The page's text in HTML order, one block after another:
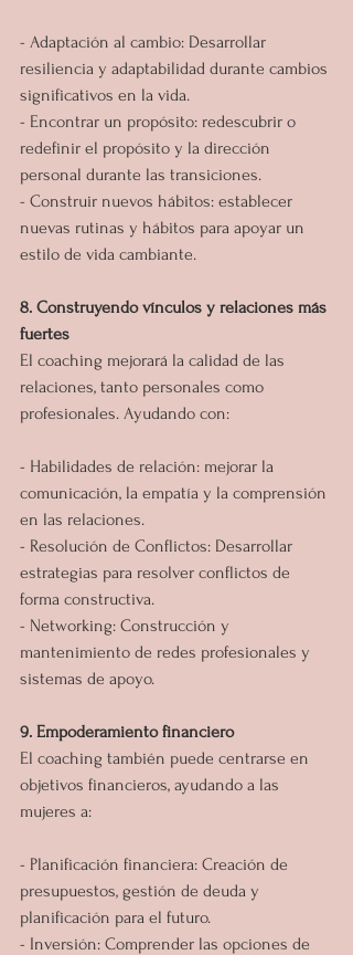
- Adaptación al cambio: Desarrollar
resiliencia y adaptabilidad durante cambios
significativos en la vida.
- Encontrar un propósito: redescubrir o
redefinir el propósito y la dirección
personal durante las transiciones.
- Construir nuevos hábitos: establecer
nuevas rutinas y hábitos para apoyar un
estilo de vida cambiante.
8. Construyendo vínculos y relaciones más
fuertes
El coaching mejorará la calidad de las
relaciones, tanto personales como
profesionales. Ayudando con:
- Habilidades de relación: mejorar la
comunicación, la empatía y la comprensión
en las relaciones.
- Resolución de Conflictos: Desarrollar
estrategias para resolver conflictos de
forma constructiva.
- Networking: Construcción y
mantenimiento de redes profesionales y
sistemas de apoyo.
9. Empoderamiento financiero
El coaching también puede centrarse en
objetivos financieros, ayudando a las
mujeres a:
- Planificación financiera: Creación de
presupuestos, gestión de deuda y
planificación para el futuro.
- Inversión: Comprender las opciones de